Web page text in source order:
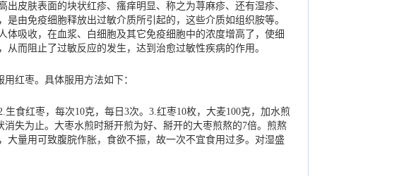
出皮肤表面的块状红疹、瘙痒明显、称之为荨麻疹、还有湿疹、
是由免疫细胞释放出过敏介质所引起的，这些介质如组织胺等。
体吸收，在血浆、白细胞及其它免疫细胞中的浓度增高了，使细
从而阻止了过敏反应的发生，达到治愈过敏性疾病的作用。
用红枣。具体服用方法如下：
生食红枣，每次10克，每日3次。3.红枣10枚，大麦100克，加水煎
消失为止。大枣水煎时掰开煎为好、掰开的大枣煎熬的7倍。煎熬
大量用可致腹脘作胀，食欲不振，故一次不宜食用过多。对湿盛